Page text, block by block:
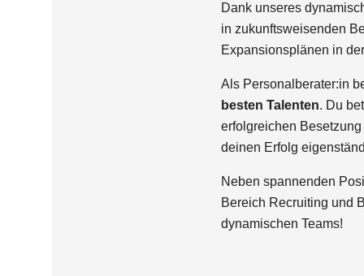
Dank unseres
in zukunftsweisenden
Expansionsplänen in
Als Personalberater:in
besten Talenten. Du
erfolgreichen
deinen Erfolg
Neben spannenden
Bereich Recruiting und
dynamischen Teams!